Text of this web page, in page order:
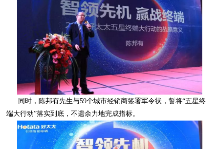
端大行动”落实到底，不遗余力地完成指标。